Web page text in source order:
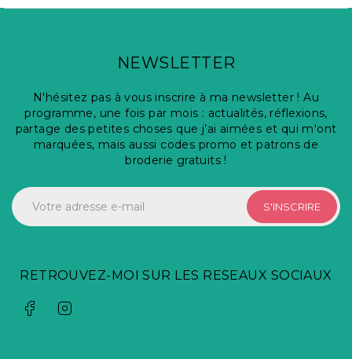
NEWSLETTER
N'hésitez pas à vous inscrire à ma newsletter ! Au
programme, une fois par mois : actualités, réflexions,
partage des petites choses que j’ai aimées et qui m'ont
marquées, mais aussi codes promo et patrons de
broderie gratuits !
S'INSCRIRE
RETROUVEZ-MOI SUR LES RESEAUX SOCIAUX